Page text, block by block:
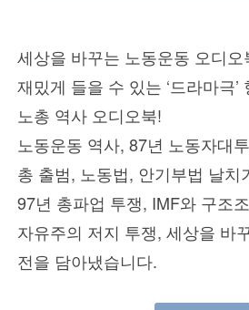
세상을 바꾸는 노동운동 오디오
재밌게 들을 수 있는 ‘드라마극
노총 역사 오디오북!
노동운동 역사, 87년 노동자대
총 출범, 노동법, 안기부법 날치
97년 총파업 투쟁, IMF와 구조
자유주의 저지 투쟁, 세상을 바
전을 담아냈습니다.
- 특강
- 의제 특강①ㅣ격변기 정세와 한국 민주
- 노동자를 위한 경제 강의 - 한국경제의 종
내강좌